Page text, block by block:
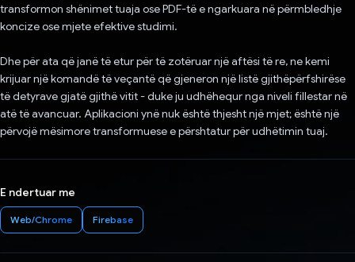
transformon shënimet tuaja ose PDF-të e ngarkuara në përmbledhje
koncize ose mjete efektive studimi.
Dhe për ata që janë të etur për të zotëruar një aftësi të re, ne kemi
krijuar një komandë të veçantë që gjeneron një listë gjithëpërfshirëse
të detyrave gjatë gjithë vitit - duke ju udhëhequr nga niveli fillestar në
atë të avancuar. Aplikacioni ynë nuk është thjesht një mjet; është një
përvojë mësimore transformuese e përshtatur për udhëtimin tuaj.
E ndertuar me
Web/Chrome Firebase